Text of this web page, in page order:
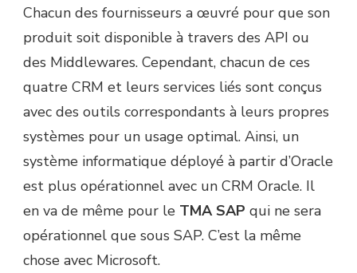
Chacun des fournisseurs a œuvré pour que son
produit soit disponible à travers des API ou
des Middlewares. Cependant, chacun de ces
quatre CRM et leurs services liés sont conçus
avec des outils correspondants à leurs propres
systèmes pour un usage optimal. Ainsi, un
système informatique déployé à partir d’Oracle
est plus opérationnel avec un CRM Oracle. Il
en va de même pour le TMA SAP qui ne sera
opérationnel que sous SAP. C’est la même
chose avec Microsoft.